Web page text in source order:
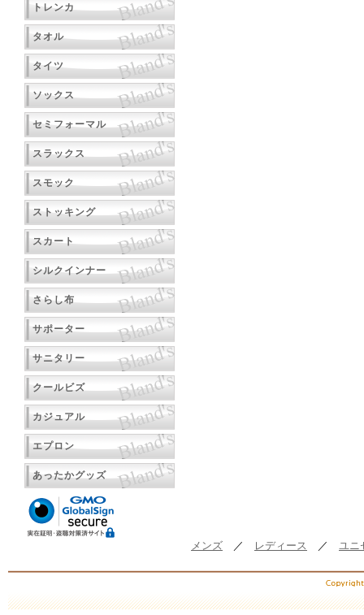
トレンカ
タオル
タイツ
ソックス
セミフォーマル
スラックス
スモック
ストッキング
スカート
シルクインナー
さらし布
サポーター
サニタリー
クールビズ
カジュアル
エプロン
あったかグッズ
メンズ ／ レディース ／ ユニ